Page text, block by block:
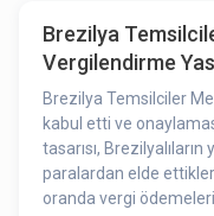
Brezilya
Vergilendirme
Brezilya Temsilciler
kabul etti ve
tasarısı,
paralardan elde
oranda vergi